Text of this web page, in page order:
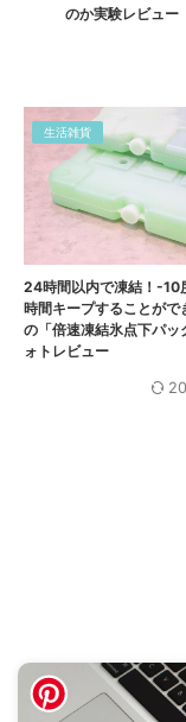
のか実験レビュー
生活雑貨
24時間以内で凍結！-10
時間キープすることがで
の「倍速凍結氷点下パッ
ォトレビュー